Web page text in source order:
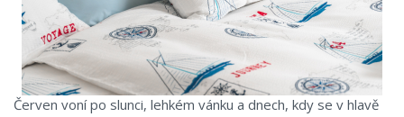
Červen voní po slunci, lehkém vánku a dnech, kdy se v hlavě